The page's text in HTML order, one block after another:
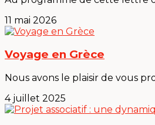
11 mai 2026
Voyage en Grèce
Nous avons le plaisir de vous
4 juillet 2025